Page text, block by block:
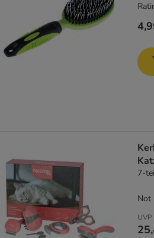
7-
UVP
Not